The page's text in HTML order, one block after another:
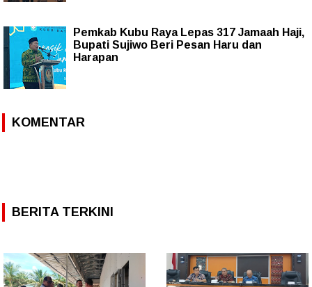
Pemkab Kubu Raya Lepas 317 Jamaah Haji,
Bupati Sujiwo Beri Pesan Haru dan
Harapan
KOMENTAR
BERITA TERKINI